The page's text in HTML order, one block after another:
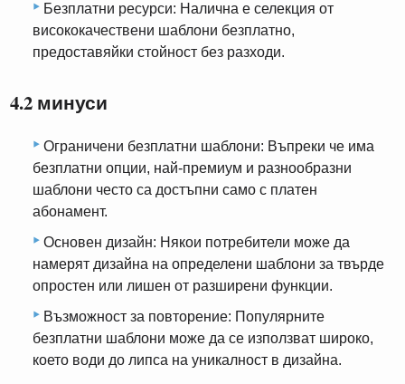
Безплатни ресурси: Налична е селекция от
висококачествени шаблони безплатно,
предоставяйки стойност без разходи.
4.2 минуси
Ограничени безплатни шаблони: Въпреки че има
безплатни опции, най-премиум и разнообразни
шаблони често са достъпни само с платен
абонамент.
Основен дизайн: Някои потребители може да
намерят дизайна на определени шаблони за твърде
опростен или лишен от разширени функции.
Възможност за повторение: Популярните
безплатни шаблони може да се използват широко,
което води до липса на уникалност в дизайна.